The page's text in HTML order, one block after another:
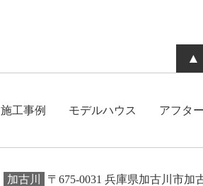
▲
施工事例 モデルハウス アフタ
加古川
〒675-0031 兵庫県加古川市加